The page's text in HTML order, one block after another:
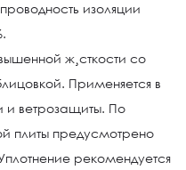
изоляции
ж¸сткости со
Применяется в
и ветрозащиты. По
плиты предусмотрено
рекомендуется